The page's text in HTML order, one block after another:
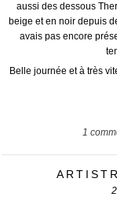
aussi des dessous
beige et en noir depuis
avais pas encore
Belle journée et à très
1